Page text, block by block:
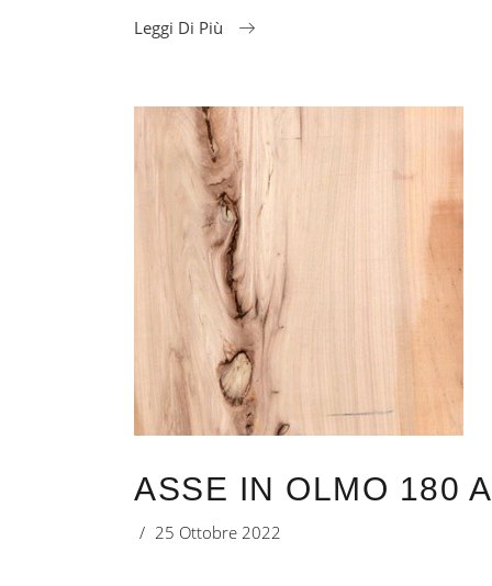
Leggi Di Più
ASSE IN OLMO 180
25 Ottobre 2022